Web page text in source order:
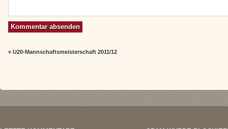
«U20-Mannschaftsmeisterschaft 2011/12